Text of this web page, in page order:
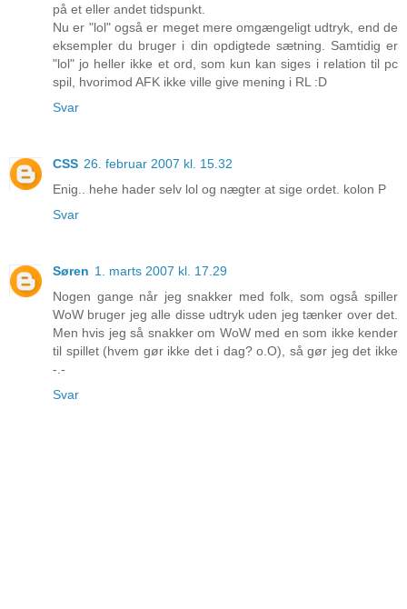
på et eller andet tidspunkt.
Nu er "lol" også er meget mere omgængeligt udtryk, end de
eksempler du bruger i din opdigtede sætning. Samtidig er
"lol" jo heller ikke et ord, som kun kan siges i relation til pc
spil, hvorimod AFK ikke ville give mening i RL :D
Svar
CSS 26. februar 2007 kl. 15.32
Enig.. hehe hader selv lol og nægter at sige ordet. kolon P
Svar
Søren 1. marts 2007 kl. 17.29
Nogen gange når jeg snakker med folk, som også spiller
WoW bruger jeg alle disse udtryk uden jeg tænker over det.
Men hvis jeg så snakker om WoW med en som ikke kender
til spillet (hvem gør ikke det i dag? o.O), så gør jeg det ikke
-.-
Svar